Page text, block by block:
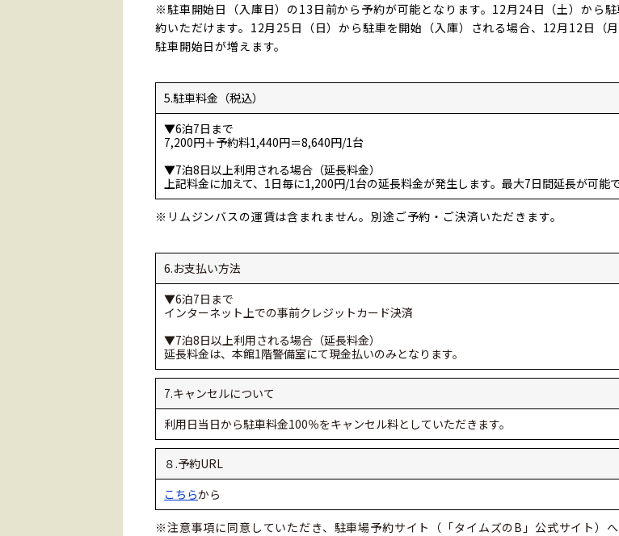
※駐車開始日（入庫日）の13日前から予約が可能となります。12月24日（土）から
約いただけます。12月25日（日）から駐車を開始（入庫）される場合、12月12日（
駐車開始日が増えます。
5.駐車料金（税込）
▼6泊7日まで
7,200円＋予約料1,440円＝8,640円/1台
▼7泊8日以上利用される場合（延長料金）
上記料金に加えて、1日毎に1,200円/1台の延長料金が発生します。最大7日間延長が可能で
※リムジンバスの運賃は含まれません。別途ご予約・ご決済いただきます。
6.お支払い方法
▼6泊7日まで
インターネット上での事前クレジットカード決済
▼7泊8日以上利用される場合（延長料金）
延長料金は、本館1階警備室にて現金払いのみとなります。
7.キャンセルについて
利用日当日から駐車料金100％をキャンセル料としていただきます。
８.予約URL
こちらから
※注意事項に同意していただき、駐車場予約サイト（「タイムズのB」公式サイト）